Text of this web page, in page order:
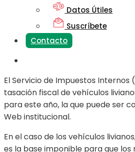
Datos Útiles
Suscríbete
Contacto
El Servicio de Impuestos Internos
tasación fiscal de vehículos
para este año, la que puede ser
Web institucional.
En el caso de los vehículos
es la base imponible para que los